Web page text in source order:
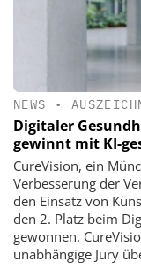
NEWS •
Digitaler
gewinnt mit KI-
CureVision, ein
Verbesserung der
den Einsatz von
den 2. Platz beim
gewonnen.
unabhängige Jury